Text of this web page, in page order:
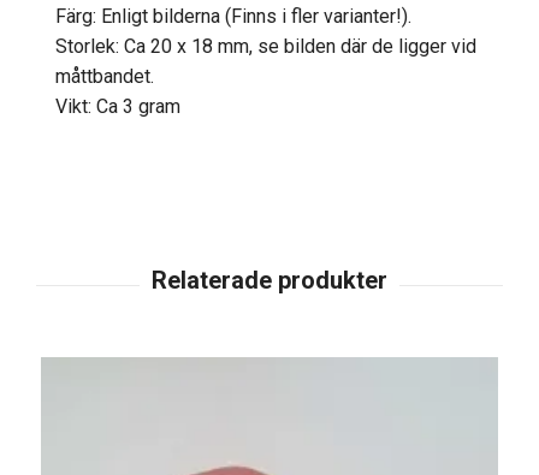
Färg: Enligt bilderna (Finns i fler varianter!).
Storlek: Ca 20 x 18 mm, se bilden där de ligger vid
måttbandet.
Vikt: Ca 3 gram